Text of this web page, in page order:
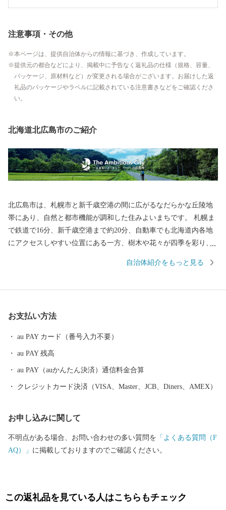
注意事項・その他
本ページは、提供自治体からの情報に基づき、作成しています。
提供元の都合などにより、掲載中に予告なく返礼品の仕様（規格、容量、
パッケージ、原材料など）が変更される場合がございます。お届けした返
礼品のパッケージやラベルに記載されている注意書きなどをご確認くださ
い。
北海道北広島市のご紹介
北広島市は、札幌市と新千歳空港の間に広がるなだらかな丘陵地
帯にあり、自然と都市機能が調和した住みよいまちです。 札幌ま
で鉄道で16分、新千歳空港まで約20分、自動車でも北海道内各地
にアクセスしやすい位置にある一方、樹木や花々が四季を彩り、
す。 面積119.05平方キロメートル、6万人弱が暮らす本市は、明治
だけ）の名言を残し、学生たちと別れた地でもあります。 【え？
北広島市内の学校に通っていた方などが交流するふるさと会で
す。 毎年都内において総会・交流会を開催しています。 ふるさと
北広島をみんなで応援してみませんか？ ご興味のある方は、市ホ
自治体紹介をもっと見る
お支払い方法
au PAY カード（番号入力不要）
au PAY 残高
au PAY（auかんたん決済）通信料金合算
クレジットカード決済（VISA、Master、JCB、Diners、AMEX）
お申し込みに関して
不明点がある場合、お問い合わせの多い質問を 「よくある質問（F
AQ）」 に掲載しておりますのでご確認ください。
この返礼品を見ている人はこちらもチェック